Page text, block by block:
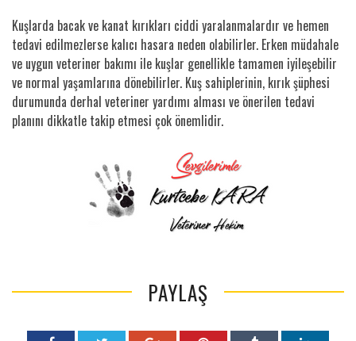
Kuşlarda bacak ve kanat kırıkları ciddi yaralanmalardır ve hemen
tedavi edilmezlerse kalıcı hasara neden olabilirler. Erken müdahale
ve uygun veteriner bakımı ile kuşlar genellikle tamamen iyileşebilir
ve normal yaşamlarına dönebilirler. Kuş sahiplerinin, kırık şüphesi
durumunda derhal veteriner yardımı alması ve önerilen tedavi
planını dikkatle takip etmesi çok önemlidir.
PAYLAŞ